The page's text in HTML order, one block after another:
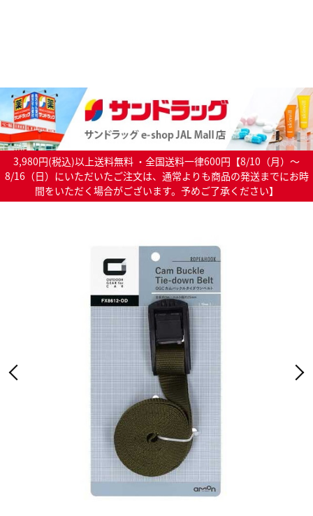
3,980円(税込)以上送料無料 ・全国送料一律600円【8/10（月）～
8/16（日）にいただいたご注文は、通常よりも商品の発送までにお時
間をいただく場合がございます。予めご了承ください】